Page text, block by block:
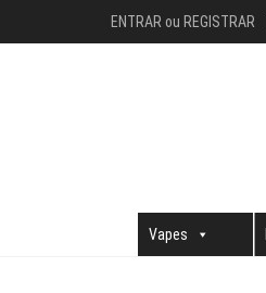
ENTRAR ou REGISTRAR
Vapes